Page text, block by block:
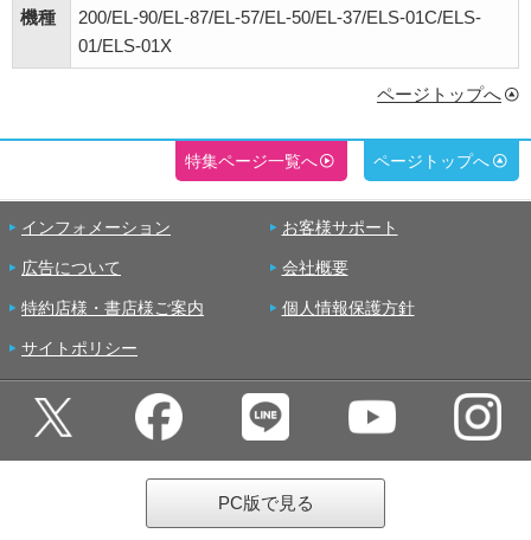
機種
200/EL-90/EL-87/EL-57/EL-50/EL-37/ELS-01C/ELS-
01/ELS-01X
ページトップへ
特集ページ一覧へ ページトップへ
インフォメーション お客様サポート
広告について 会社概要
特約店様・書店様ご案内 個人情報保護方針
サイトポリシー
PC版で見る